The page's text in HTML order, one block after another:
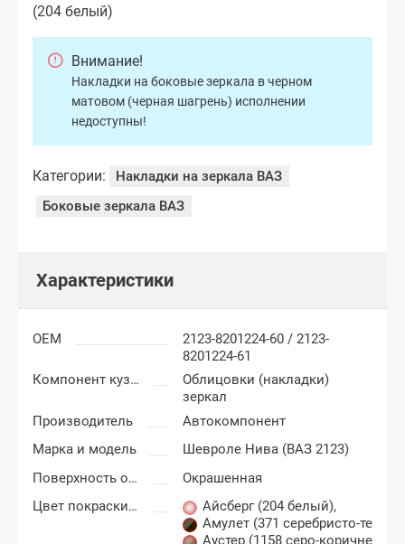
(204 белый)
Внимание!
Накладки на боковые зеркала в черном
матовом (черная шагрень) исполнении
недоступны!
Категории:
Накладки на зеркала ВАЗ
Боковые зеркала ВАЗ
Характеристики
OEM
2123-8201224-60 / 2123-
8201224-61
Компонент кузова
Облицовки (накладки)
зеркал
Производитель
Автокомпонент
Марка и модель
Шевроле Нива (ВАЗ 2123)
Поверхность облицовки (накладки) зеркал
Окрашенная
Цвет покраски Шевроле Нива
Айсберг (204 белый),
Амулет (371 серебристо-